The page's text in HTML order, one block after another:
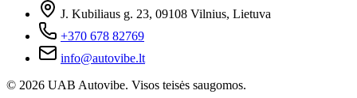
J. Kubiliaus g. 23, 09108 Vilnius, Lietuva
+370 678 82769
info@autovibe.lt
© 2026 UAB Autovibe. Visos teisės saugomos.